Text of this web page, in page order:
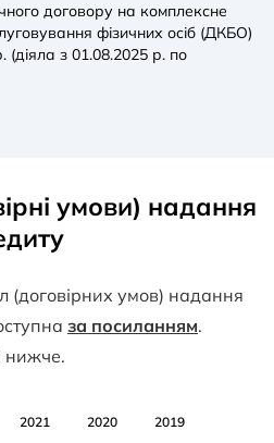
договору на комплексне
фізичних осіб (ДКБО)
(діяла з 01.08.2025 р. по
умови) надання
(договірних умов) надання
за посиланням.
нижче.
2021 2020 2019